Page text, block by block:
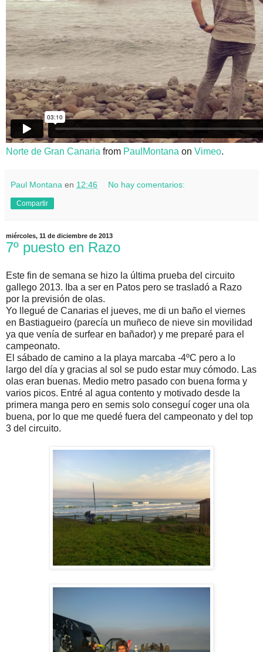
Norte de Gran Canaria from PaulMontana on Vimeo.
Paul Montana en 12:46 No hay comentarios:
Compartir
miércoles, 11 de diciembre de 2013
7º puesto en Razo
Este fin de semana se hizo la última prueba del circuito
gallego 2013. Iba a ser en Patos pero se trasladó a Razo
por la previsión de olas.
Yo llegué de Canarias el jueves, me di un baño el viernes
en Bastiagueiro (parecía un muñeco de nieve sin movilidad
ya que venía de surfear en bañador) y me preparé para el
campeonato.
El sábado de camino a la playa marcaba -4ºC pero a lo
largo del día y gracias al sol se pudo estar muy cómodo. Las
olas eran buenas. Medio metro pasado con buena forma y
varios picos. Entré al agua contento y motivado desde la
primera manga pero en semis solo conseguí coger una ola
buena, por lo que me quedé fuera del campeonato y del top
3 del circuito.